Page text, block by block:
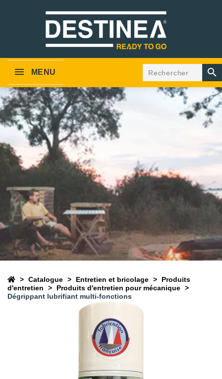
MENU 
Catalogue Entretien et bricolage
Produits
d'entretien
Produits d'entretien pour mécanique
Dégrippant lubrifiant multi-fonctions